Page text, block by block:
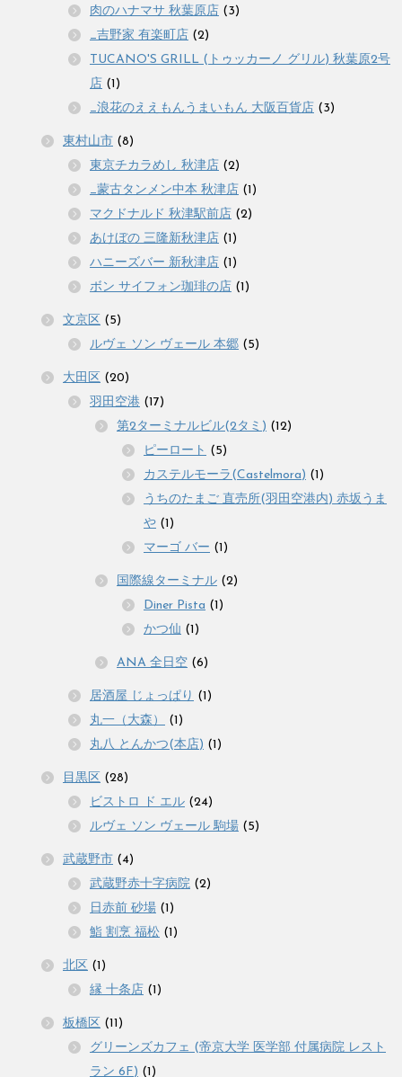
肉のハナマサ 秋葉原店 (3)
_吉野家 有楽町店 (2)
TUCANO'S GRILL (トゥッカーノ グリル) 秋葉原2号
店 (1)
_浪花のええもんうまいもん 大阪百貨店 (3)
東村山市 (8)
東京チカラめし 秋津店 (2)
_蒙古タンメン中本 秋津店 (1)
マクドナルド 秋津駅前店 (2)
あけぼの 三隆新秋津店 (1)
ハニーズバー 新秋津店 (1)
ボン サイフォン珈琲の店 (1)
文京区 (5)
ルヴェ ソン ヴェール 本郷 (5)
大田区 (20)
羽田空港 (17)
第2ターミナルビル(2タミ) (12)
ピーロート (5)
カステルモーラ(Castelmora) (1)
うちのたまご 直売所(羽田空港内) 赤坂うま
や (1)
マーゴ バー (1)
国際線ターミナル (2)
Diner Pista (1)
かつ仙 (1)
ANA 全日空 (6)
居酒屋 じょっぱり (1)
丸一（大森）
(1)
丸八 とんかつ(本店) (1)
目黒区 (28)
ビストロ ド エル (24)
ルヴェ ソン ヴェール 駒場 (5)
武蔵野市 (4)
武蔵野赤十字病院 (2)
日赤前 砂場 (1)
鮨 割烹 福松 (1)
北区 (1)
縁 十条店 (1)
板橋区 (11)
グリーンズカフェ (帝京大学 医学部 付属病院 レスト
ラン 6F) (1)